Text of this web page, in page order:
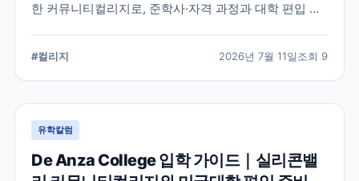
한 커뮤니티컬리지로, 준학사·자격 과정과 대학 편입 준
#컬리지 2026년 7월 11일조회 9
유학칼럼
De Anza College 입학 가이드｜실리콘밸